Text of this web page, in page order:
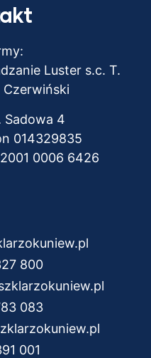
Luster s.c. T.
Czerwiński
Sadowa 4
014329835
0006 6426
800
083
001